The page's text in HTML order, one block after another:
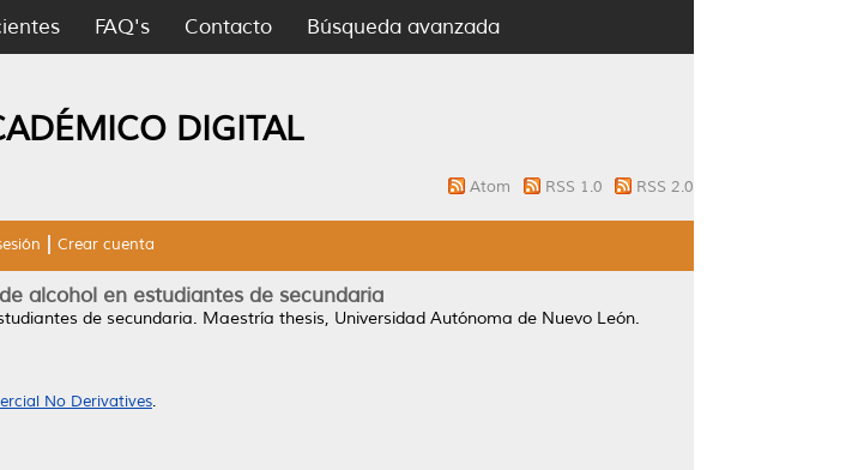
FAQ's Contacto Búsqueda avanzada
DIGITAL
Atom RSS 1.0 RSS 2.0
Crear cuenta
alcohol en estudiantes de secundaria
de secundaria. Maestría thesis, Universidad Autónoma de Nuevo León.
No Derivatives.